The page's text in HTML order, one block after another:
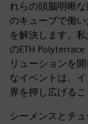
れらの頭脳明晰
のキューブで働
を解決します。
のETH
リューションを
なイベントは、
界を押し広げるこ
シーメンスとチ